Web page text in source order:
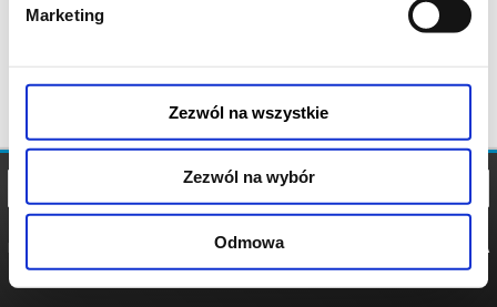
Marketing
Zezwól na wszystkie
Zezwól na wybór
Odmowa
POLITYKA
POLITYKA